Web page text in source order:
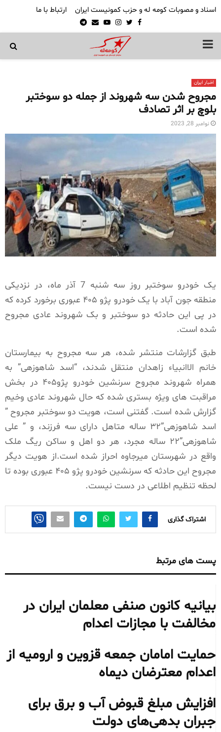
اسناد و مصوبات کومه له و حزب کمونیست ایران ارتباط با ما
Facebook
Twitter
Instagram
Youtube
Email
Telegram
PRIMARY
اخبار ایران
مجروح شدن سه شهروند از جمله دو سوختبر
بلوچ بر اثر تصادف
نوامبر 28, 2023
یک خودرو سوختبر روز سه شنبه 7 آذر ماه، در نزدیکی
منطقه جون آباد با یک خودرو پژو ۴۰۵ عبوری برخورد کرده که
در پی این حادثه دو سوختبر و بک شهروند عادی مجروح
شده است.
طبق گزارشات منتشر شده، هر سه مجروح به بیمارستان
خانم الاانبیاء زاهدان منتقل شدند، “اسد شاهوزهی” به
همراه شهروند مجروح سرنشین خودرو پژو۴۰۵ در بخش
مراقبت های ویژه بستری شده که حال شهروند عادی وخیم
گزارش شده است. گفتنی است، هویت دو سوختبر مجروح ”
اسد شاهوزهی”۳۲ ساله متاهل دارای سه فرزند، و ” علی
شاهوزهی”۲۲ ساله مجرد، هر دو اهل و ساکن ریگ ملک
واقع در شهرستان میرجاوه احراز شده است.از هویت دیگر
مجروح این حادثه که سرنشین خودرو پژو ۴۰۵ عبوری بوده تا
لحظه تنظیم اطلاعی در دست نیست.
اشتراک گذاری
پست های مرتبط
بیانیه کانون صنفی معلمان ایران در
مخالفت با مجازات اعدام
حمایت امامان جمعه قزوین و ارومیه از
اعدام معترضان دیماه
افزایش مبلغ قبوض آب و برق برای
جبران بدهی‌های دولت